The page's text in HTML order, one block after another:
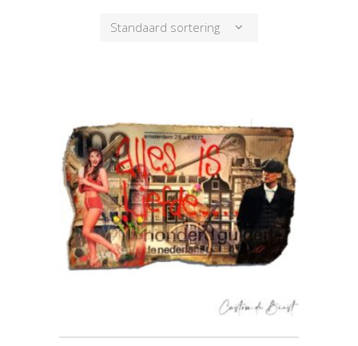
Standaard sortering